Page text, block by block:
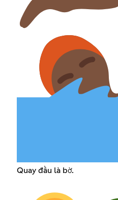
Quay đầu là bờ.